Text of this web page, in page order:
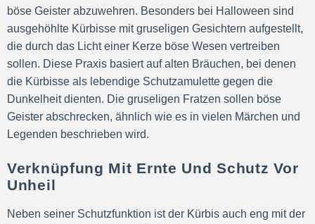
böse Geister abzuwehren. Besonders bei Halloween sind
ausgehöhlte Kürbisse mit gruseligen Gesichtern aufgestellt,
die durch das Licht einer Kerze böse Wesen vertreiben
sollen. Diese Praxis basiert auf alten Bräuchen, bei denen
die Kürbisse als lebendige Schutzamulette gegen die
Dunkelheit dienten. Die gruseligen Fratzen sollen böse
Geister abschrecken, ähnlich wie es in vielen Märchen und
Legenden beschrieben wird.
Verknüpfung Mit Ernte Und Schutz Vor
Unheil
Neben seiner Schutzfunktion ist der Kürbis auch eng mit der